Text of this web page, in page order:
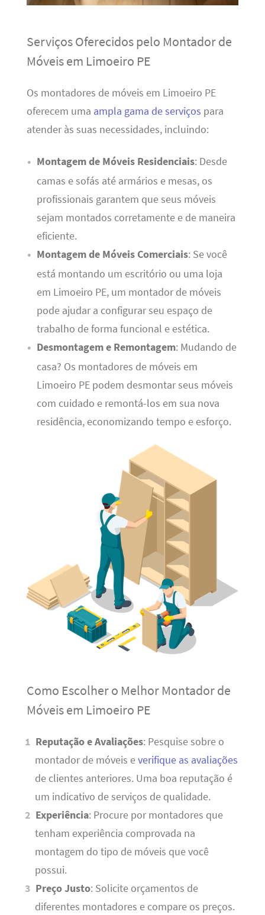
Serviços Oferecidos pelo Montador de
Móveis em Limoeiro PE
Os montadores de móveis em Limoeiro PE
oferecem uma ampla gama de serviços para
atender às suas necessidades, incluindo:
Montagem de Móveis Residenciais: Desde
camas e sofás até armários e mesas, os
profissionais garantem que seus móveis
sejam montados corretamente e de maneira
eficiente.
Montagem de Móveis Comerciais: Se você
está montando um escritório ou uma loja
em Limoeiro PE, um montador de móveis
pode ajudar a configurar seu espaço de
trabalho de forma funcional e estética.
Desmontagem e Remontagem: Mudando de
casa? Os montadores de móveis em
Limoeiro PE podem desmontar seus móveis
com cuidado e remontá-los em sua nova
residência, economizando tempo e esforço.
Como Escolher o Melhor Montador de
Móveis em Limoeiro PE
Reputação e Avaliações: Pesquise sobre o
montador de móveis everifique as avaliações
de clientes anteriores. Uma boa reputação é
um indicativo de serviços de qualidade.
Experiência: Procure por montadores que
tenham experiência comprovada na
montagem do tipo de móveis que você
possui.
Preço Justo: Solicite orçamentos de
diferentes montadores e compare os preços.